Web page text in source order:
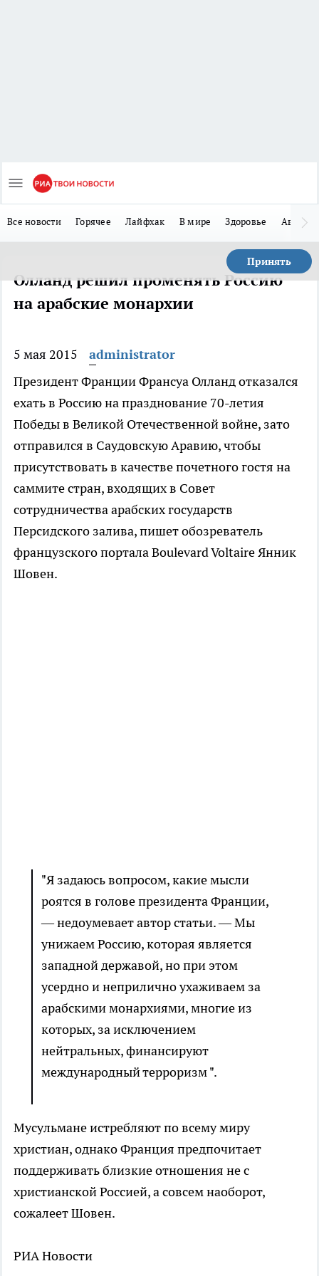
Все новости Горячее Лайфхак В мире Здоровье Авто
Принять
Олланд решил променять Россию
на арабские монархии
5 мая 2015
administrator
Президент Франции Франсуа Олланд отказался
ехать в Россию на празднование 70-летия
Победы в Великой Отечественной войне, зато
отправился в Саудовскую Аравию, чтобы
присутствовать в качестве почетного гостя на
саммите стран, входящих в Совет
сотрудничества арабских государств
Персидского залива, пишет обозреватель
французского портала Boulevard Voltaire Янник
Шовен.
"Я задаюсь вопросом, какие мысли
роятся в голове президента Франции,
— недоумевает автор статьи. — Мы
унижаем Россию, которая является
западной державой, но при этом
усердно и неприлично ухаживаем за
арабскими монархиями, многие из
которых, за исключением
нейтральных, финансируют
международный терроризм ".
Мусульмане истребляют по всему миру
христиан, однако Франция предпочитает
поддерживать близкие отношения не с
христианской Россией, а совсем наоборот,
сожалеет Шовен.
РИА Новости